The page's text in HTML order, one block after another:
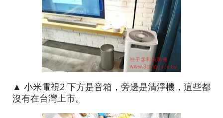
▲ 小米電視2 下方是音箱，旁邊是清淨機，這些都
沒有在台灣上市。